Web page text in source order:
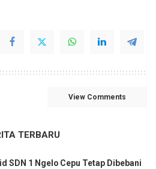
View Comments
TERBARU
SDN 1 Ngelo Cepu Tetap Dibebani